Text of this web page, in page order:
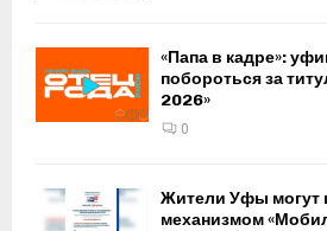
«Папа в кадре»:
побороться за
2026»
0
Жители Уфы могут
механизмом